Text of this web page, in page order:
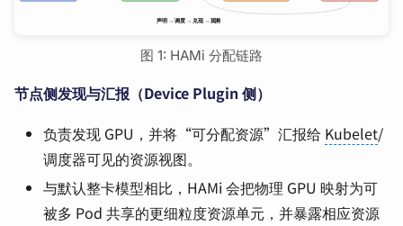
图 1: HAMi 分配链路
节点侧发现与汇报（Device Plugin 侧）
负责发现 GPU，并将“可分配资源”汇报给 Kubelet/
调度器可见的资源视图。
与默认整卡模型相比，HAMi 会把物理 GPU 映射为可
被多 Pod 共享的更细粒度资源单元，并暴露相应资源